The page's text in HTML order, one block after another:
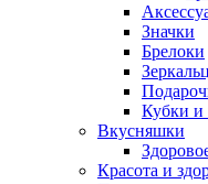
Значки
Брелоки
Кубки и
Вкусняшки
Красота и